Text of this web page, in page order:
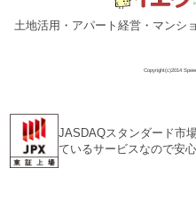
土地活用・アパート経営・マンシ
Copyright(c)2014
JASDAQスタンダード市
ているサービスなので安